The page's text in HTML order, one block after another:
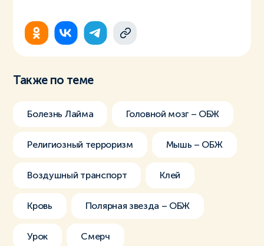
Также по теме
Болезнь Лайма Головной мозг – ОБЖ
Религиозный терроризм Мышь – ОБЖ
Воздушный транспорт Клей
Кровь Полярная звезда – ОБЖ
Урок Смерч